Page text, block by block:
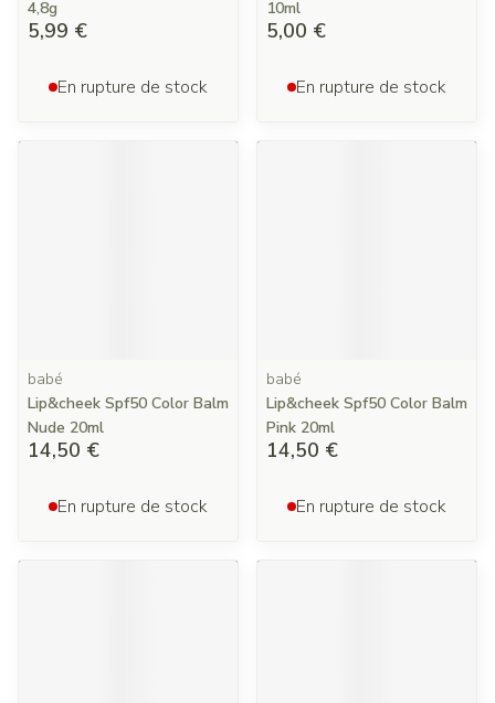
4,8g
5,99 €
En rupture de stock
10ml
5,00 €
En rupture de stock
babé
Lip&cheek Spf50 Color Balm
Nude 20ml
14,50 €
En rupture de stock
babé
Lip&cheek Spf50 Color Balm
Pink 20ml
14,50 €
En rupture de stock